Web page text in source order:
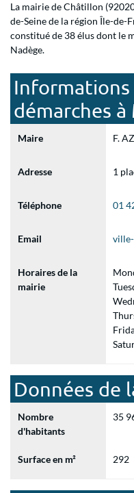
La mairie de Châtillon
de-Seine de la région Île-de-
constitué de 38 élus dont le
Nadège.
Informations
démarches
Maire F.
Adresse 1
Téléphone 01
Email
Horaires de la
mairie
Données de
Nombre
d'habitants
35
Surface en m² 292